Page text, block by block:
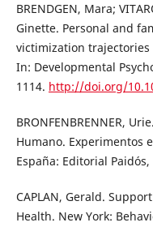
BRENDGEN, Mara;
Ginette. Personal and
victimization
In: Developmental
1114. http://doi.org/
BRONFENBRENNER,
Humano. Experimentos
España: Editorial Paidós,
CAPLAN, Gerald.
Health. New York: